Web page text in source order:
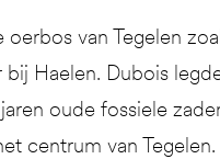
van Tegelen
Haelen. Dubois
oude fossiele
centrum van